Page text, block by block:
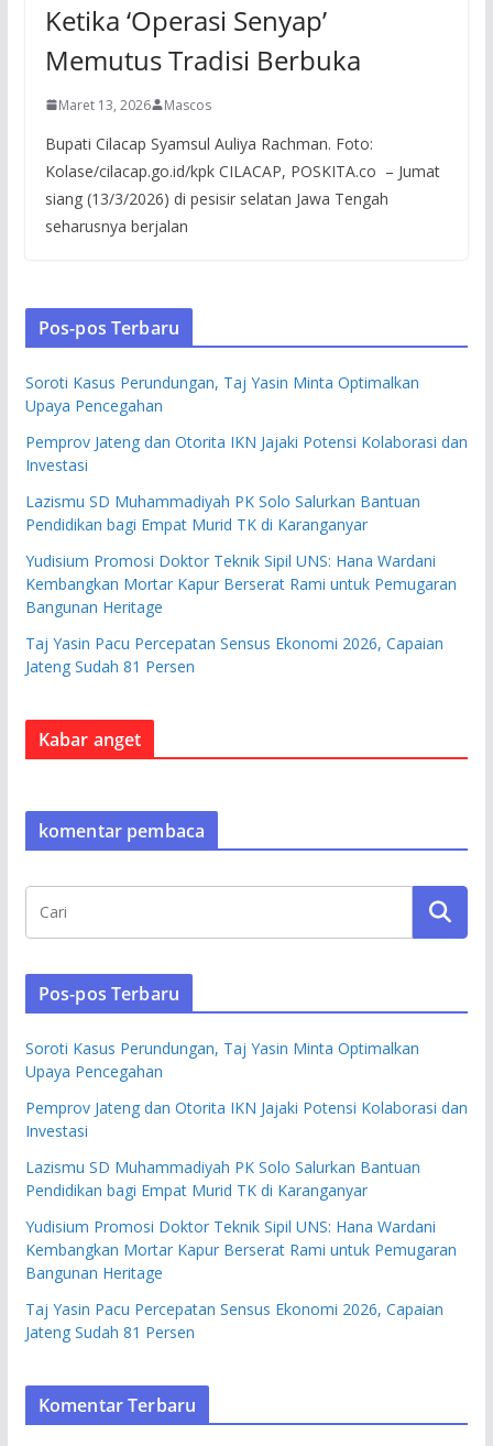
Ketika ‘Operasi Senyap’
Memutus Tradisi Berbuka
Maret 13, 2026 Mascos
Bupati Cilacap Syamsul Auliya Rachman. Foto:
Kolase/cilacap.go.id/kpk CILACAP, POSKITA.co – Jumat
siang (13/3/2026) di pesisir selatan Jawa Tengah
seharusnya berjalan
Pos-pos Terbaru
Soroti Kasus Perundungan, Taj Yasin Minta Optimalkan
Upaya Pencegahan
Pemprov Jateng dan Otorita IKN Jajaki Potensi Kolaborasi dan
Investasi
Lazismu SD Muhammadiyah PK Solo Salurkan Bantuan
Pendidikan bagi Empat Murid TK di Karanganyar
Yudisium Promosi Doktor Teknik Sipil UNS: Hana Wardani
Kembangkan Mortar Kapur Berserat Rami untuk Pemugaran
Bangunan Heritage
Taj Yasin Pacu Percepatan Sensus Ekonomi 2026, Capaian
Jateng Sudah 81 Persen
Kabar anget
komentar pembaca
Pos-pos Terbaru
Soroti Kasus Perundungan, Taj Yasin Minta Optimalkan
Upaya Pencegahan
Pemprov Jateng dan Otorita IKN Jajaki Potensi Kolaborasi dan
Investasi
Lazismu SD Muhammadiyah PK Solo Salurkan Bantuan
Pendidikan bagi Empat Murid TK di Karanganyar
Yudisium Promosi Doktor Teknik Sipil UNS: Hana Wardani
Kembangkan Mortar Kapur Berserat Rami untuk Pemugaran
Bangunan Heritage
Taj Yasin Pacu Percepatan Sensus Ekonomi 2026, Capaian
Jateng Sudah 81 Persen
Komentar Terbaru